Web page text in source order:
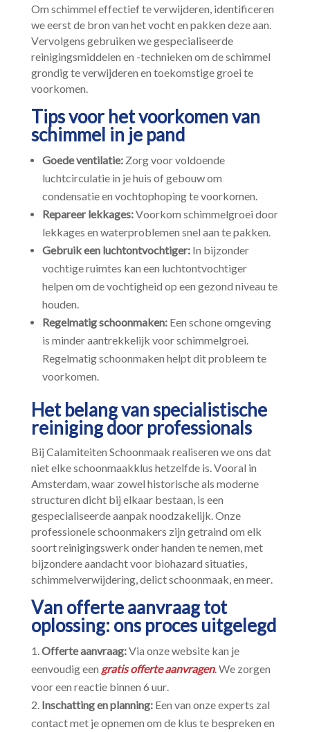
Om schimmel effectief te verwijderen, identificeren
we eerst de bron van het vocht en pakken deze aan.​
Vervolgens gebruiken we gespecialiseerde
reinigingsmiddelen en -technieken om de schimmel
grondig te verwijderen en toekomstige groei te
voorkomen.​
Tips voor het voorkomen van
schimmel in je pand
Goede ventilatie:Zorg voor voldoende
luchtcirculatie in je huis of gebouw om
condensatie en vochtophoping te voorkomen.​
Repareer lekkages:Voorkom schimmelgroei door
lekkages en waterproblemen snel aan te pakken.​
Gebruik een luchtontvochtiger:In bijzonder
vochtige ruimtes kan een luchtontvochtiger
helpen om de vochtigheid op een gezond niveau te
houden.​
Regelmatig schoonmaken:Een schone omgeving
is minder aantrekkelijk voor schimmelgroei.​
Regelmatig schoonmaken helpt dit probleem te
voorkomen.​
Het belang van specialistische
reiniging door professionals
Bij Calamiteiten Schoonmaak realiseren we ons dat
niet elke schoonmaakklus hetzelfde is.​ Vooral in
Amsterdam, waar zowel historische als moderne
structuren dicht bij elkaar bestaan, is een
gespecialiseerde aanpak noodzakelijk.​ Onze
professionele schoonmakers zijn getraind om elk
soort reinigingswerk onder handen te nemen, met
bijzondere aandacht voor biohazard situaties,
schimmelverwijdering, delict schoonmaak, en meer.​
Van offerte aanvraag tot
oplossing: ons proces uitgelegd
Offerte aanvraag:Via onze website kan je
eenvoudig een gratis offerte aanvragen.​ We zorgen
voor een reactie binnen 6 uur.​
Inschatting en planning:Een van onze experts zal
contact met je opnemen om de klus te bespreken en